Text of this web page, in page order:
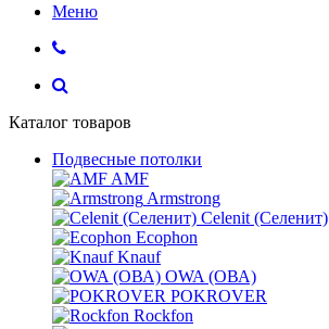
Меню
Каталог товаров
Подвесные потолки
AMF
Armstrong
Celenit (Селенит)
Ecophon
Knauf
OWA (ОВА)
POKROVER
Rockfon